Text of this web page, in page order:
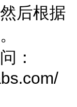
后根据
：